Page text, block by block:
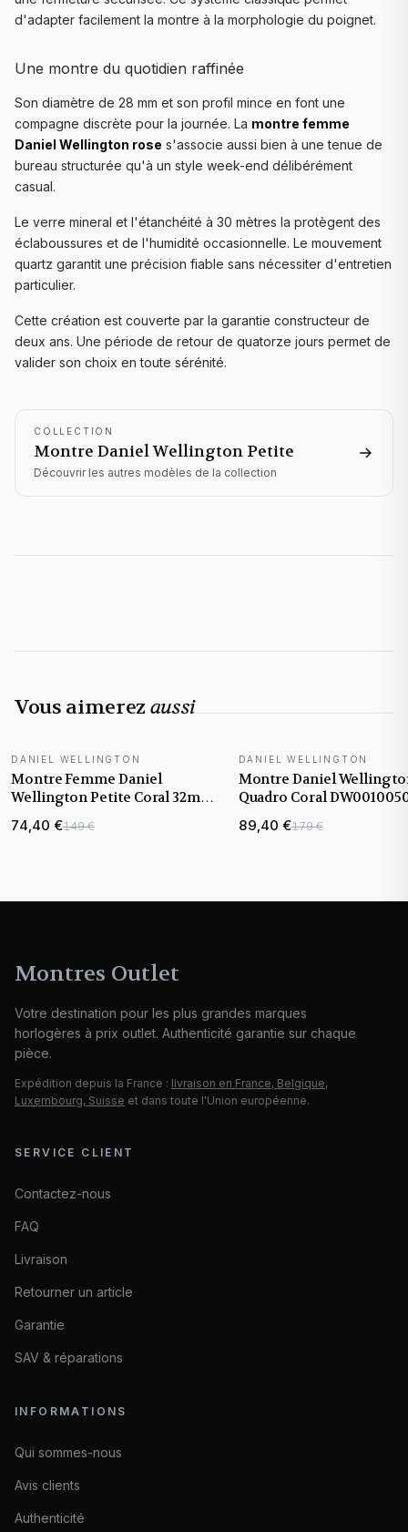
d'adapter facilement la montre à la morphologie du poignet.
Une montre du quotidien raffinée
Son diamètre de 28 mm et son profil mince en font une
compagne discrète pour la journée. La montre femme
Daniel Wellington rose s'associe aussi bien à une tenue de
bureau structurée qu'à un style week-end délibérément
casual.
Le verre mineral et l'étanchéité à 30 mètres la protègent des
éclaboussures et de l'humidité occasionnelle. Le mouvement
quartz garantit une précision fiable sans nécessiter d'entretien
particulier.
Cette création est couverte par la garantie constructeur de
deux ans. Une période de retour de quatorze jours permet de
valider son choix en toute sérénité.
COLLECTION
Montre Daniel Wellington Petite
Découvrir les autres modèles de la collection
Vous aimerez aussi
DANIEL WELLINGTON
Montre Femme Daniel
Wellington Petite Coral 32mm
DW00100515 cadran rose
nacre
74,40 €149 €
DANIEL WELLINGTON
Montre Daniel
Quadro Coral
Rectangulaire cadran
bracelet nylon
89,40 €179 €
Montres Outlet
Votre destination pour les plus grandes marques
horlogères à prix outlet. Authenticité garantie sur chaque
pièce.
Expédition depuis la France : livraison en France, Belgique,
Luxembourg, Suisse et dans toute l'Union européenne.
SERVICE CLIENT
Contactez-nous
FAQ
Livraison
Retourner un article
Garantie
SAV & réparations
INFORMATIONS
Qui sommes-nous
Avis clients
Authenticité